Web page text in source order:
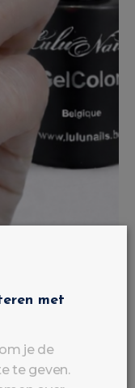
met
je de
te geven.